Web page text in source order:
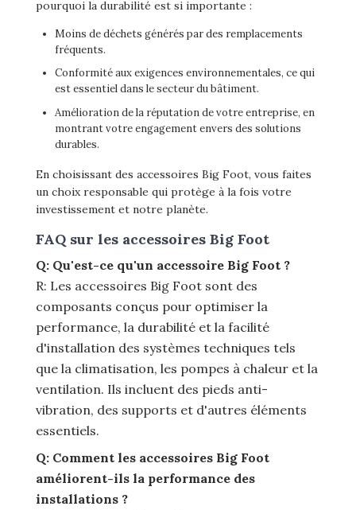
pourquoi la durabilité est si importante :
Moins de déchets générés par des remplacements
fréquents.
Conformité aux exigences environnementales, ce qui
est essentiel dans le secteur du bâtiment.
Amélioration de la réputation de votre entreprise, en
montrant votre engagement envers des solutions
durables.
En choisissant des accessoires Big Foot, vous faites
un choix responsable qui protège à la fois votre
investissement et notre planète.
FAQ sur les accessoires Big Foot
Q: Qu'est-ce qu'un accessoire Big Foot ?
R: Les accessoires Big Foot sont des
composants conçus pour optimiser la
performance, la durabilité et la facilité
d'installation des systèmes techniques tels
que la climatisation, les pompes à chaleur et la
ventilation. Ils incluent des pieds anti-
vibration, des supports et d'autres éléments
essentiels.
Q: Comment les accessoires Big Foot
améliorent-ils la performance des
installations ?